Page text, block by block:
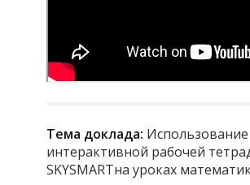
Тема доклада: Использование
интерактивной рабочей
SKYSMARTна уроках